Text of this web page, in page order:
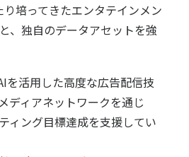
り培ってきたエンタテインメン
、独自のデータアセットを強
を活用した高度な広告配信技
ディアネットワークを通じ
ィング目標達成を支援してい